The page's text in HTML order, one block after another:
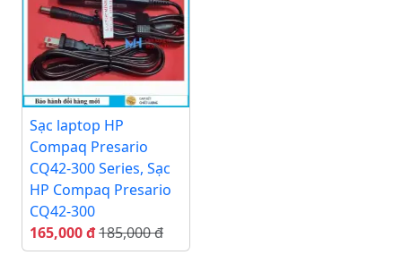
Sạc laptop HP
Compaq Presario
CQ42-300 Series, Sạc
HP Compaq Presario
CQ42-300
165,000 đ185,000 đ